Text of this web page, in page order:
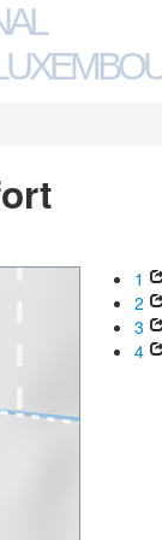
1
2
3
4